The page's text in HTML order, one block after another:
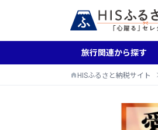
旅行関連から探す
HISふるさと納税サイト